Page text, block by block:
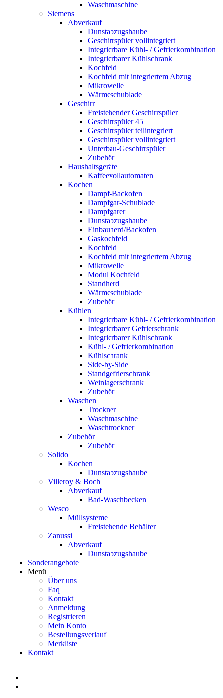
Waschmaschine
Siemens
Abverkauf
Dunstabzugshaube
Geschirrspüler vollintegriert
Integrierbare Kühl- / Gefrierkombination
Integrierbarer Kühlschrank
Kochfeld
Kochfeld mit integriertem Abzug
Mikrowelle
Wärmeschublade
Geschirr
Freistehender Geschirrspüler
Geschirrspüler 45
Geschirrspüler teilintegriert
Geschirrspüler vollintegriert
Unterbau-Geschirrspüler
Zubehör
Haushaltsgeräte
Kaffeevollautomaten
Kochen
Dampf-Backofen
Dampfgar-Schublade
Dampfgarer
Dunstabzugshaube
Einbauherd/Backofen
Gaskochfeld
Kochfeld
Kochfeld mit integriertem Abzug
Mikrowelle
Modul Kochfeld
Standherd
Wärmeschublade
Zubehör
Kühlen
Integrierbare Kühl- / Gefrierkombination
Integrierbarer Gefrierschrank
Integrierbarer Kühlschrank
Kühl- / Gefrierkombination
Kühlschrank
Side-by-Side
Standgefrierschrank
Weinlagerschrank
Zubehör
Waschen
Trockner
Waschmaschine
Waschtrockner
Zubehör
Zubehör
Solido
Kochen
Dunstabzugshaube
Villeroy & Boch
Abverkauf
Bad-Waschbecken
Wesco
Müllsysteme
Freistehende Behälter
Zanussi
Abverkauf
Dunstabzugshaube
Sonderangebote
Menü
Über uns
Faq
Kontakt
Anmeldung
Registrieren
Mein Konto
Bestellungsverlauf
Merkliste
Kontakt